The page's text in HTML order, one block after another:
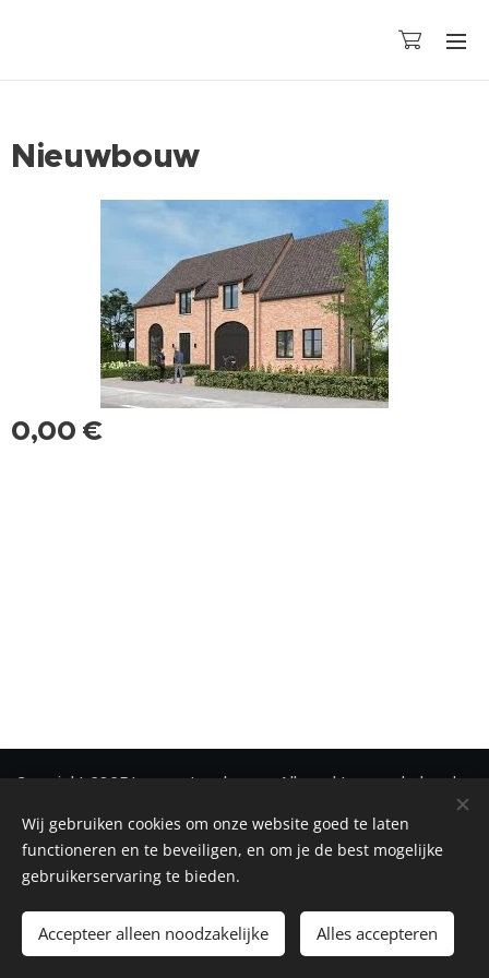
Nieuwbouw
0,00 €
Toevoegen aan de winkelwagen
Copyright 2025 Immonetwerk vzw - Alle rechten voorbehouden
Privacy-Disclaimer-Cookiebeleid Cookies
Wij gebruiken cookies om onze website goed te laten
functioneren en te beveiligen, en om je de best mogelijke
gebruikerservaring te bieden.
Accepteer alleen noodzakelijke Alles accepteren